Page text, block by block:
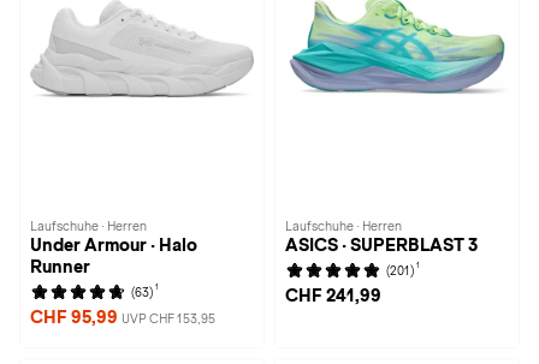
Laufschuhe · Herren
Under Armour · Halo
Runner
(63) 1
CHF 95,99 UVP CHF 153,95
Laufschuhe · Herren
ASICS · SUPERBLAST 3
(201) 1
CHF 241,99